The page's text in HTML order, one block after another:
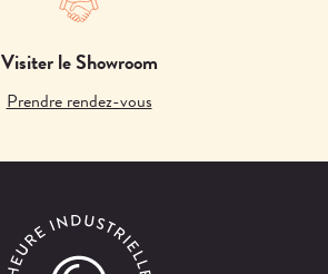
Visiter le Showroom
Prendre rendez-vous